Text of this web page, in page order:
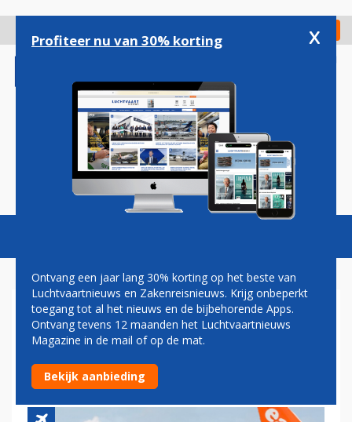
gaan
Check in
Magazine Podcasts Vacatures
EASYJET VERWACHT MINDER
VLUCHTEN UIT TE VOEREN
DOOR REISRESTRICTIES
Profiteer nu van 30% korting x
Ontvang een jaar lang 30% korting op het beste van
Luchtvaartnieuws en Zakenreisnieuws. Krijg onbeperkt
toegang tot al het nieuws en de bijbehorende Apps.
Ontvang tevens 12 maanden het Luchtvaartnieuws
Magazine in de mail of op de mat.
Bekijk aanbieding